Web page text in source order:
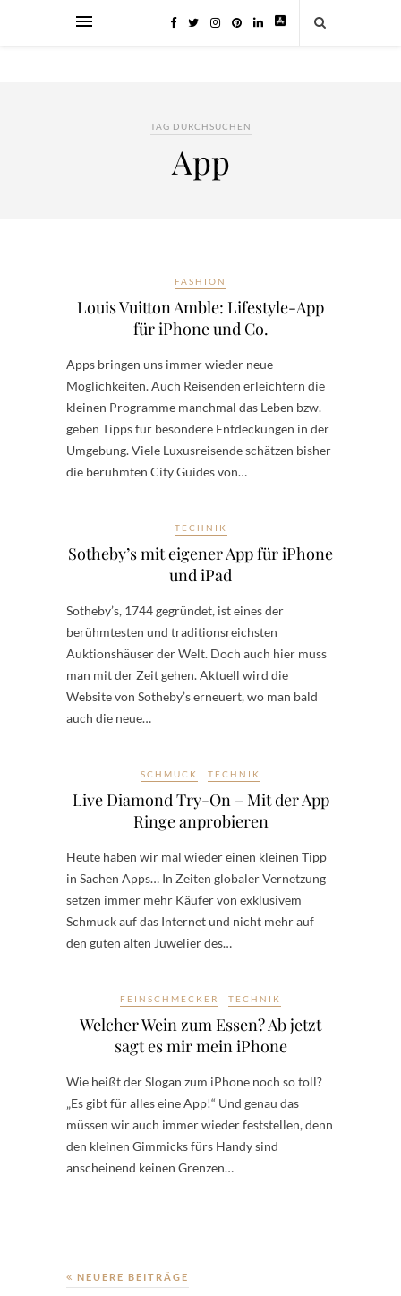
TAG DURCHSUCHEN
App
FASHION
Louis Vuitton Amble: Lifestyle-App
für iPhone und Co.
Apps bringen uns immer wieder neue
Möglichkeiten. Auch Reisenden erleichtern die
kleinen Programme manchmal das Leben bzw.
geben Tipps für besondere Entdeckungen in der
Umgebung. Viele Luxusreisende schätzen bisher
die berühmten City Guides von…
TECHNIK
Sotheby’s mit eigener App für iPhone
und iPad
Sotheby’s, 1744 gegründet, ist eines der
berühmtesten und traditionsreichsten
Auktionshäuser der Welt. Doch auch hier muss
man mit der Zeit gehen. Aktuell wird die
Website von Sotheby’s erneuert, wo man bald
auch die neue…
SCHMUCK TECHNIK
Live Diamond Try-On – Mit der App
Ringe anprobieren
Heute haben wir mal wieder einen kleinen Tipp
in Sachen Apps… In Zeiten globaler Vernetzung
setzen immer mehr Käufer von exklusivem
Schmuck auf das Internet und nicht mehr auf
den guten alten Juwelier des…
FEINSCHMECKER TECHNIK
Welcher Wein zum Essen? Ab jetzt
sagt es mir mein iPhone
Wie heißt der Slogan zum iPhone noch so toll?
„Es gibt für alles eine App!“ Und genau das
müssen wir auch immer wieder feststellen, denn
den kleinen Gimmicks fürs Handy sind
anscheinend keinen Grenzen…
NEUERE BEITRÄGE